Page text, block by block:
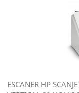
ESCANER HP